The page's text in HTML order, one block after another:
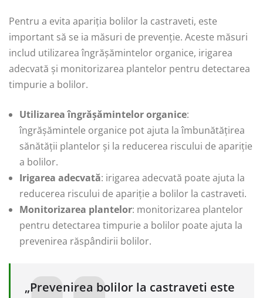
Pentru a evita apariția bolilor la castraveti, este
important să se ia măsuri de prevenție. Aceste măsuri
includ utilizarea îngrășămintelor organice, irigarea
adecvată și monitorizarea plantelor pentru detectarea
timpurie a bolilor.
Utilizarea îngrășămintelor organice:
îngrășămintele organice pot ajuta la îmbunătățirea
sănătății plantelor și la reducerea riscului de apariție
a bolilor.
Irigarea adecvată: irigarea adecvată poate ajuta la
reducerea riscului de apariție a bolilor la castraveti.
Monitorizarea plantelor: monitorizarea plantelor
pentru detectarea timpurie a bolilor poate ajuta la
prevenirea răspândirii bolilor.
„Prevenirea bolilor la castraveti este